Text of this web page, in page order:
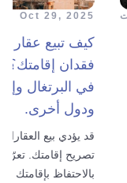
Oct 29, 2025
كيف تبيع
فقدان إقامتك؟
في البرتغال
ودول أخرى.
قد يؤدي بيع
تصريح إقامتك.
بالاحتفاظ بإقامتك